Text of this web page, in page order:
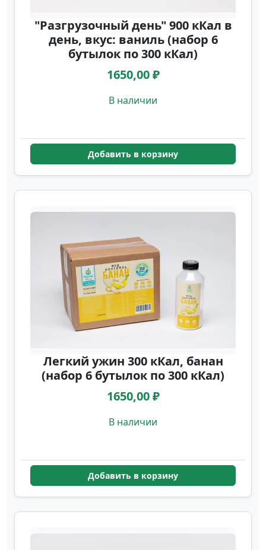
"Разгрузочный день" 900 кКал в
день, вкус: ваниль (набор 6
бутылок по 300 кКал)
1650,00 ₽
В наличии
Добавить в корзину
Легкий ужин 300 кКал, банан
(набор 6 бутылок по 300 кКал)
1650,00 ₽
В наличии
Добавить в корзину